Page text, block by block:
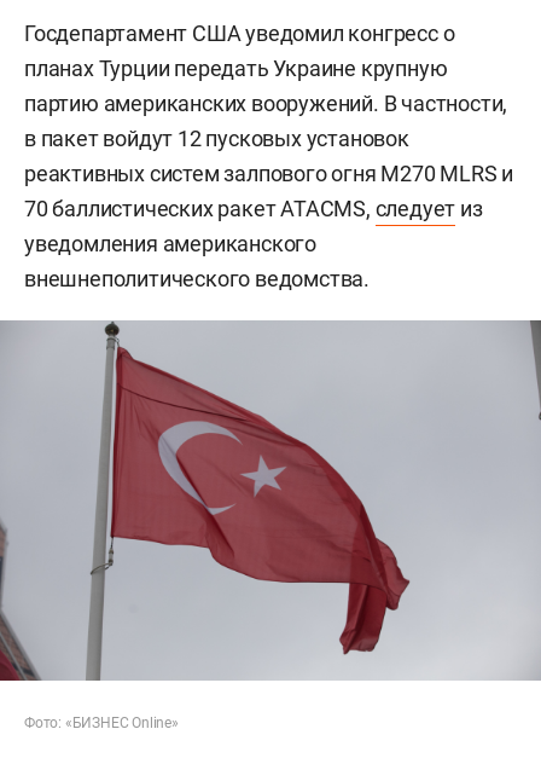
Госдепартамент США уведомил конгресс о
планах Турции передать Украине крупную
партию американских вооружений. В частности,
в пакет войдут 12 пусковых установок
реактивных систем залпового огня M270 MLRS и
70 баллистических ракет ATACMS, следует из
уведомления американского
внешнеполитического ведомства.
Фото: «БИЗНЕС Online»